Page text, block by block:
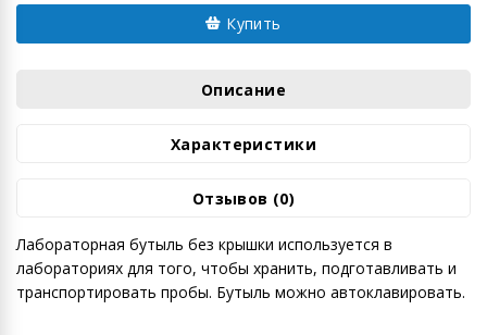
Купить
Описание
Характеристики
Отзывов (0)
Лабораторная бутыль без крышки используется в
лабораториях для того, чтобы хранить, подготавливать и
транспортировать пробы. Бутыль можно автоклавировать.